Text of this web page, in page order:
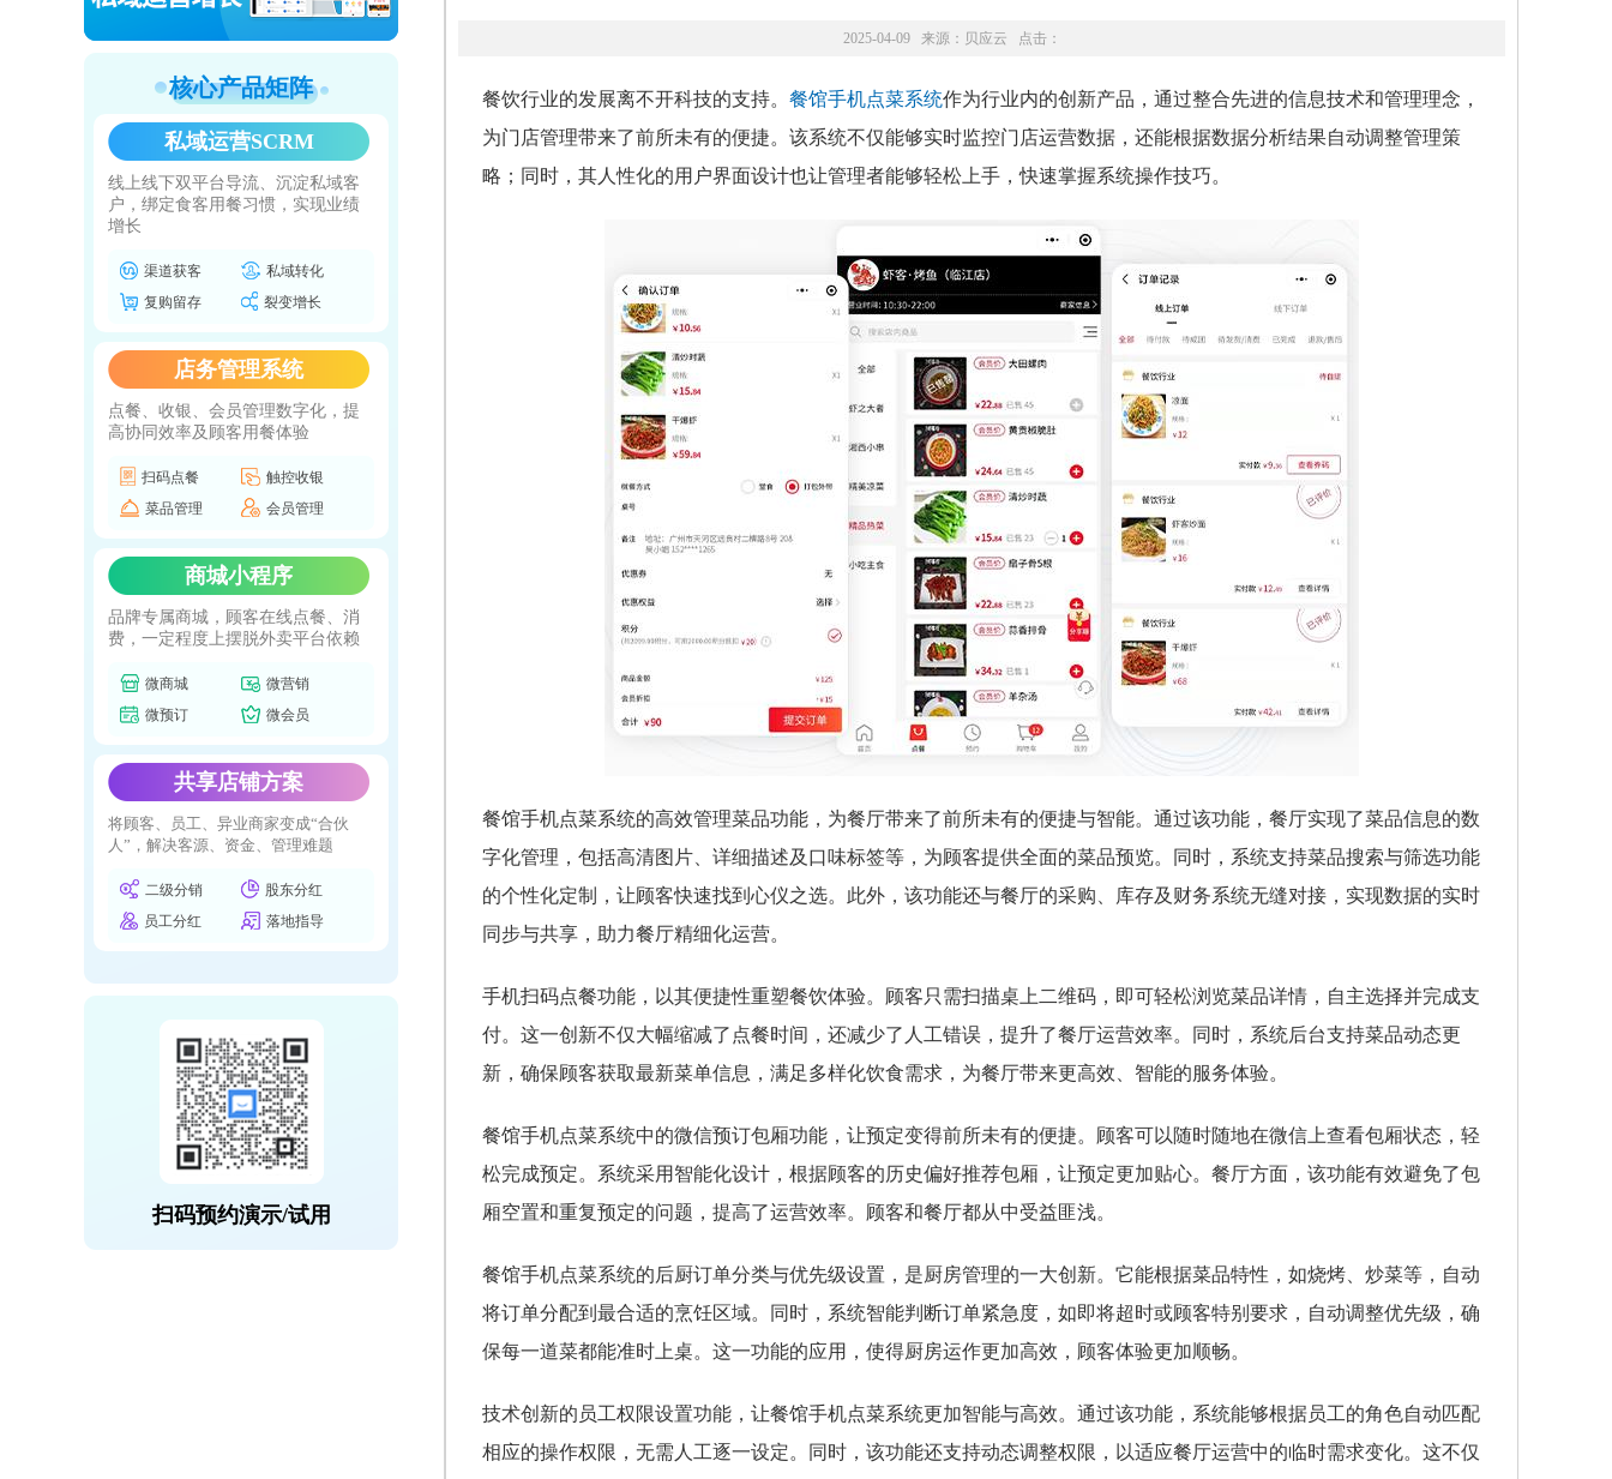
核心产品矩阵
私域运营SCRM
线上线下双平台导流、沉淀私域客
户，绑定食客用餐习惯，实现业绩
增长
渠道获客
私域转化
复购留存
裂变增长
店务管理系统
点餐、收银、会员管理数字化，提
高协同效率及顾客用餐体验
扫码点餐
触控收银
菜品管理
会员管理
商城小程序
品牌专属商城，顾客在线点餐、消
费，一定程度上摆脱外卖平台依赖
微商城
微营销
微预订
微会员
共享店铺方案
将顾客、员工、异业商家变成“合伙
人”，解决客源、资金、管理难题
二级分销
股东分红
员工分红
落地指导
扫码预约演示/试用
2025-04-09 来源： 贝应云 点击：
餐饮行业的发展离不开科技的支持。 餐馆手机点菜系统作为行业内的创新产品，通过整合先进的信息技术和管理理念，
为门店管理带来了前所未有的便捷。该系统不仅能够实时监控门店运营数据，还能根据数据分析结果自动调整管理策
略；同时，其人性化的用户界面设计也让管理者能够轻松上手，快速掌握系统操作技巧。
餐馆手机点菜系统的高效管理菜品功能，为餐厅带来了前所未有的便捷与智能。通过该功能，餐厅实现了菜品信息的数
字化管理，包括高清图片、详细描述及口味标签等，为顾客提供全面的菜品预览。同时，系统支持菜品搜索与筛选功能
的个性化定制，让顾客快速找到心仪之选。此外，该功能还与餐厅的采购、库存及财务系统无缝对接，实现数据的实时
同步与共享，助力餐厅精细化运营。
手机扫码点餐功能，以其便捷性重塑餐饮体验。顾客只需扫描桌上二维码，即可轻松浏览菜品详情，自主选择并完成支
付。这一创新不仅大幅缩减了点餐时间，还减少了人工错误，提升了餐厅运营效率。同时，系统后台支持菜品动态更
新，确保顾客获取最新菜单信息，满足多样化饮食需求，为餐厅带来更高效、智能的服务体验。
餐馆手机点菜系统中的微信预订包厢功能，让预定变得前所未有的便捷。顾客可以随时随地在微信上查看包厢状态，轻
松完成预定。系统采用智能化设计，根据顾客的历史偏好推荐包厢，让预定更加贴心。餐厅方面，该功能有效避免了包
厢空置和重复预定的问题，提高了运营效率。顾客和餐厅都从中受益匪浅。
餐馆手机点菜系统的后厨订单分类与优先级设置，是厨房管理的一大创新。它能根据菜品特性，如烧烤、炒菜等，自动
将订单分配到最合适的烹饪区域。同时，系统智能判断订单紧急度，如即将超时或顾客特别要求，自动调整优先级，确
保每一道菜都能准时上桌。这一功能的应用，使得厨房运作更加高效，顾客体验更加顺畅。
技术创新的员工权限设置功能，让餐馆手机点菜系统更加智能与高效。通过该功能，系统能够根据员工的角色自动匹配
相应的操作权限，无需人工逐一设定。同时，该功能还支持动态调整权限，以适应餐厅运营中的临时需求变化。这不仅